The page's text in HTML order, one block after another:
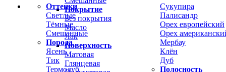
Оттенки
Светлые
Тёмные
Смешанные
Порода
Ясень
Тик
Термодуб
Сукупира
Палисандр
Орех европейский
Орех
Мербау
Клён
Дуб
Полосность
Покрытие
Без покрытия
Масло
Лак
Поверхность
Матовая
Глянцевая